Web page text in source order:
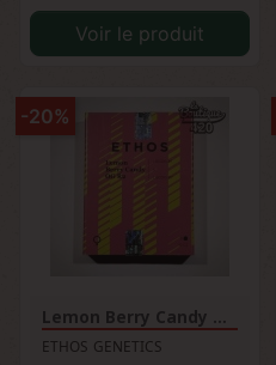
Voir le produit
Lemon Berry Candy OG R2...
ETHOS GENETICS
-20%